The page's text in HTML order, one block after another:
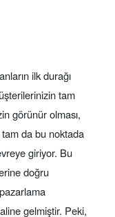
ilk durağı
tam
görünür olması,
tam da bu noktada
giriyor. Bu
doğru
gelmiştir. Peki,